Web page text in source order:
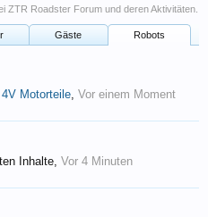
ZTR Roadster Forum und deren Aktivitäten.
Gäste Robots
4V Motorteile, Vor einem Moment
Inhalte, Vor 4 Minuten